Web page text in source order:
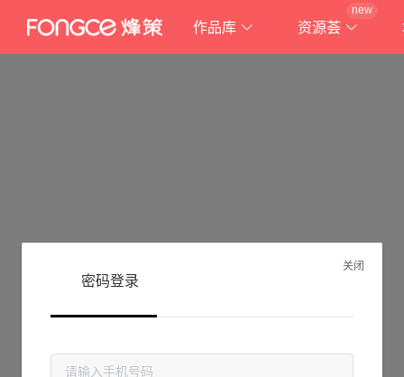
作品库 资源荟
new
抱歉!
关闭
密码登录